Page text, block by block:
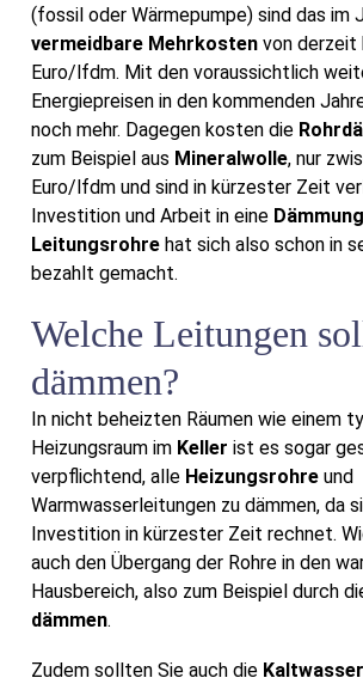
(fossil oder Wärmepumpe) sind das im
vermeidbare Mehrkosten von derzeit
Euro/lfdm. Mit den voraussichtlich
Energiepreisen in den kommenden
noch mehr. Dagegen kosten die
zum Beispiel aus Mineralwolle, nur
Euro/lfdm und sind in kürzester Zeit
Investition und Arbeit in eine
Leitungsrohre hat sich also schon in
bezahlt gemacht.
Welche Leitungen
dämmen?
In nicht beheizten Räumen wie einem
Heizungsraum im Keller ist es sogar
verpflichtend, alle Heizungsrohre und
Warmwasserleitungen zu dämmen, da
Investition in kürzester Zeit rechnet.
auch den Übergang der Rohre in den
Hausbereich, also zum Beispiel durch
dämmen.
Zudem sollten Sie auch die